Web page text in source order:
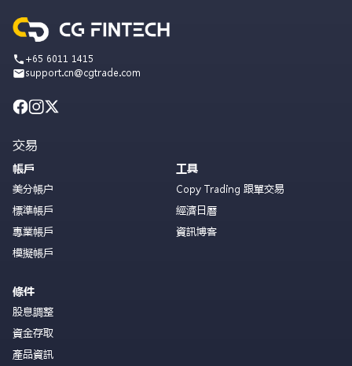
+65 6011 1415
support.cn@cgtrade.com
交易
帳戶
美分帳户
標準帳戶
專業帳戶
模擬帳戶
條件
股息調整
資金存取
產品資訊
工具
Copy Trading 跟單交易
經濟日曆
資訊博客